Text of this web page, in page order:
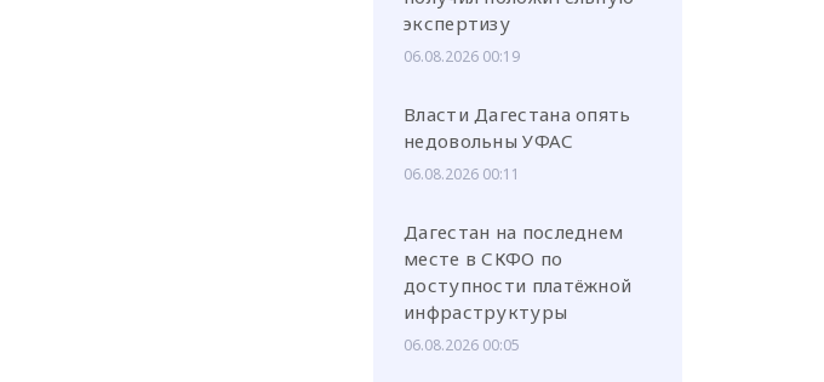
экспертизу
06.08.2026 00:19
Власти Дагестана опять
недовольны УФАС
06.08.2026 00:11
Дагестан на последнем
месте в СКФО по
доступности платёжной
инфраструктуры
06.08.2026 00:05